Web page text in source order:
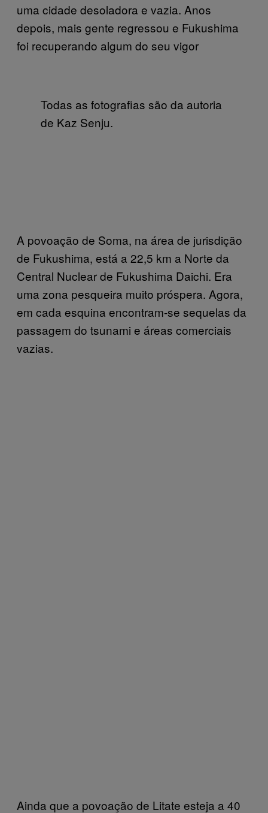
uma cidade desoladora e vazia. Anos
depois, mais gente regressou e Fukushima
foi recuperando algum do seu vigor
Todas as fotografias são da autoria
de Kaz Senju.
A povoação de Soma, na área de jurisdição
de Fukushima, está a 22,5 km a Norte da
Central Nuclear de Fukushima Daichi. Era
uma zona pesqueira muito próspera. Agora,
em cada esquina encontram-se sequelas da
passagem do tsunami e áreas comerciais
vazias.
Ainda que a povoação de Litate esteja a 40